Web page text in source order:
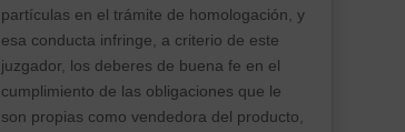
partículas en el trámite de homologación, y
esa conducta infringe, a criterio de este
juzgador, los deberes de buena fe en el
cumplimiento de las obligaciones que le
son propias como vendedora del producto,